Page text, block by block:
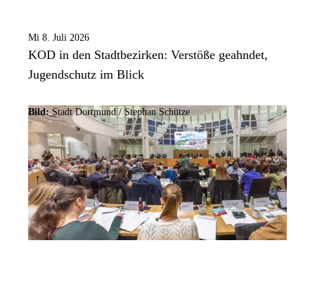
Mi 8. Juli 2026
KOD in den Stadtbezirken: Verstöße geahndet,
Jugendschutz im Blick
Bild:Stadt Dortmund / Stephan Schütze